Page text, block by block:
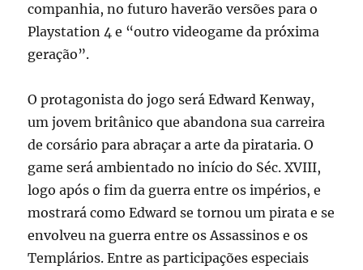
companhia, no futuro haverão versões para o
Playstation 4 e “outro videogame da próxima
geração”.
O protagonista do jogo será Edward Kenway,
um jovem britânico que abandona sua carreira
de corsário para abraçar a arte da pirataria. O
game será ambientado no início do Séc. XVIII,
logo após o fim da guerra entre os impérios, e
mostrará como Edward se tornou um pirata e se
envolveu na guerra entre os Assassinos e os
Templários. Entre as participações especiais